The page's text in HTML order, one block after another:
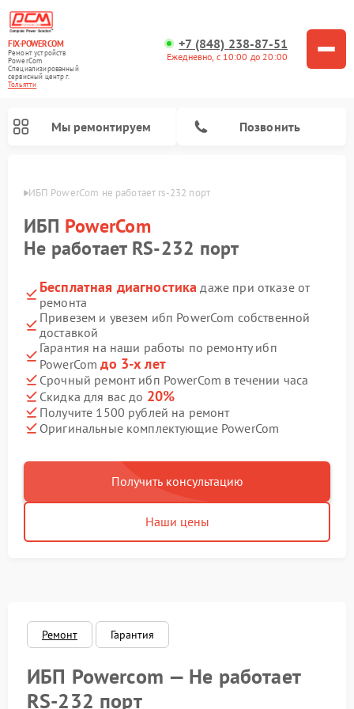
FIX-POWERCOM
Ремонт устройств
PowerCom
Специализированный
cервисный центр г.
Тольятти
+7 (848) 238-87-51
Ежедневно, с 10:00 до 20:00
Мы ремонтируем Позвонить
ИБП PowerCom не работает rs-232 порт
ИБП PowerCom
Не работает RS-232 порт
Бесплатная диагностика даже при отказе от
ремонта
Привезем и увезем ибп PowerCom собственной
доставкой
Гарантия на наши работы по ремонту ибп
PowerComдо 3-х лет
Срочный ремонт ибп PowerCom в течении часа
Скидка для вас до 20%
Получите 1500 рублей на ремонт
Оригинальные комплектующие PowerCom
Получить консультацию
Наши цены
Ремонт Гарантия
ИБП Powercom — Не работает
RS-232 порт